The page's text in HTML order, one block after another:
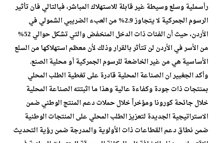
رأسملية وسلع وسيطة غير قابلة للاستهلاك المباشر، فبالتالي فان تأثير
الرسوم الجمركية لا يتجاوز 2.9% من العبء الضريبي الشمولي في
الأردن، حيث أن الفئات ذات الدخل المنخفض والتي تشكل حوالي 52%
من الأسر في الأردن لن تتأثر بالقرار وذلك لأن معظم استهلاكها من السلع
الأساسية هي من غير الخاضعة للرسوم الجمركية أو محلية الصنع.
وأكد الجغبير ان الصناعة المحلية قادرة على تغطية الطلب المحلي
بمنتجات ذات جودة وكفاءة عالية وهذا ما اثبتته الصناعة المحلية
خلال جائحة كورونا ومؤخراً خلال حملات دعم المنتج الوطني ضمن
الاستراتيجية الجديدة لتعزيز الطلب المحلي على المنتجات الوطنية
ضمن نطاق دعم القطاعات ذات الأولوية والمدرجة ضمن رؤية التحديث